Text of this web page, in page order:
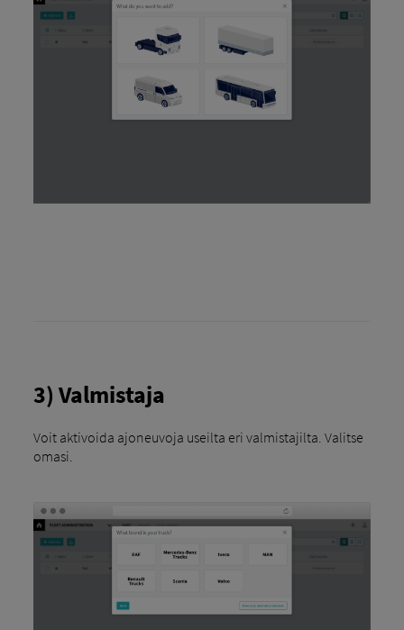
3) Valmistaja
Voit aktivoida ajoneuvoja useilta eri valmistajilta. Valitse
omasi.